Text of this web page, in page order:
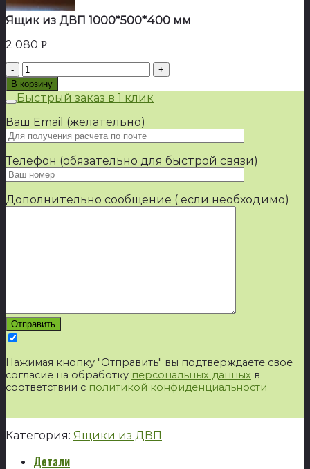
Ящик из ДВП 1000*500*400 мм
2 080 Р
Количество
товара
Ящик
из
ДВП
1000*500*400
мм
В корзину
Быстрый заказ в 1 клик
Ваш Email (желательно)
Телефон (обязательно для быстрой связи)
Дополнительно сообщение ( если необходимо)
Нажимая кнопку "Отправить" вы подтверждаете свое
согласие на обработку персональных данных в
соответствии с политикой конфиденциальности
Категория: Ящики из ДВП
Детали